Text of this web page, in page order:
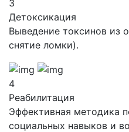
3
Детоксикация
Выведение токсинов из
снятие ломки).
4
Реабилитация
Эффективная методика
социальных навыков и